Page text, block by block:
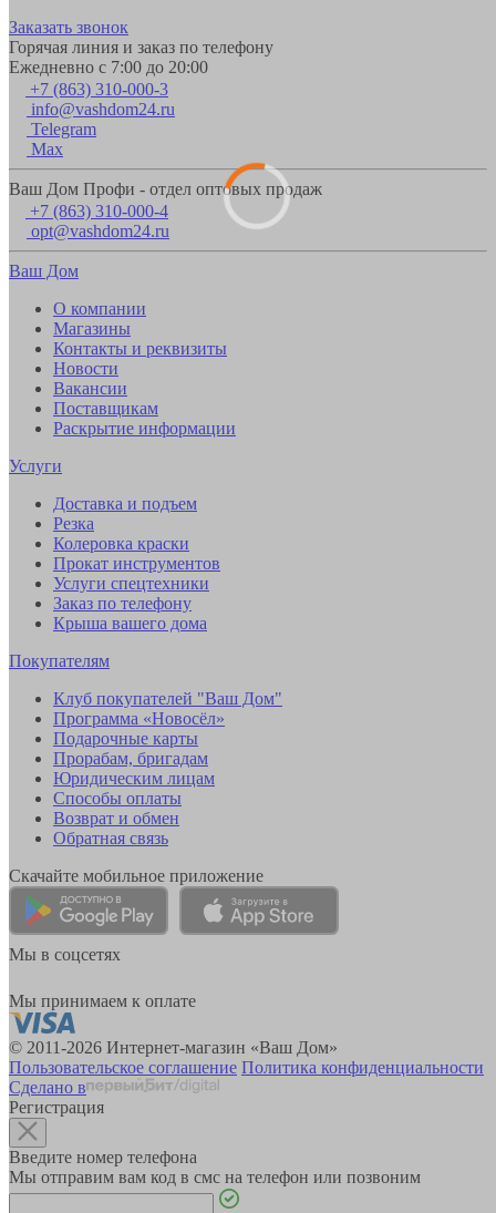
Заказать звонок
Горячая линия и заказ по телефону
Ежедневно с 7:00 до 20:00
+7 (863) 310-000-3
info@vashdom24.ru
Telegram
Max
Ваш Дом Профи - отдел оптовых продаж
+7 (863) 310-000-4
opt@vashdom24.ru
Ваш Дом
О компании
Магазины
Контакты и реквизиты
Новости
Вакансии
Поставщикам
Раскрытие информации
Услуги
Доставка и подъем
Резка
Колеровка краски
Прокат инструментов
Услуги спецтехники
Заказ по телефону
Крыша вашего дома
Покупателям
Клуб покупателей "Ваш Дом"
Программа «Новосёл»
Подарочные карты
Прорабам, бригадам
Юридическим лицам
Способы оплаты
Возврат и обмен
Обратная связь
Скачайте мобильное приложение
Мы в соцсетях
Мы принимаем к оплате
© 2011-2026 Интернет-магазин «Ваш Дом»
Пользовательское соглашение Политика конфиденциальности
Сделано в
Регистрация
Введите номер телефона
Мы отправим вам код в смс на телефон или позвоним